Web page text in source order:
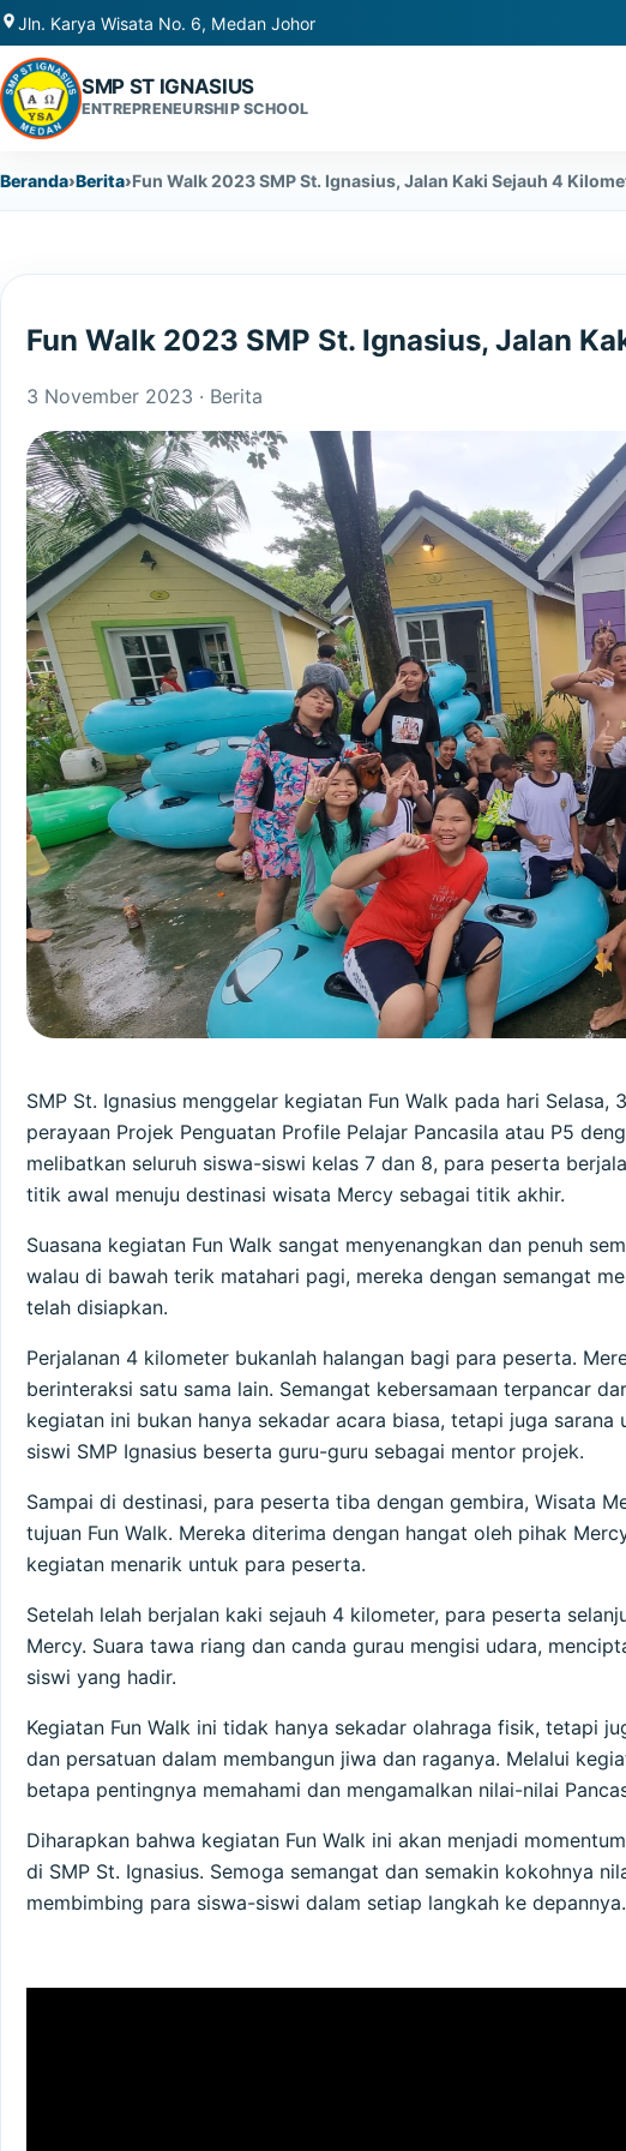
Jln. Karya Wisata No. 6, Medan Johor
SMP ST IGNASIUS
ENTREPRENEURSHIP SCHOOL
Beranda Berita Fun Walk 2023 SMP St. Ignasius, Jalan Kaki Sejauh 4
Fun Walk 2023 SMP St. Ignasius, Jalan
3 November 2023 · Berita
SMP St. Ignasius menggelar kegiatan Fun Walk pada hari
perayaan Projek Penguatan Profile Pelajar Pancasila atau P5
melibatkan seluruh siswa-siswi kelas 7 dan 8, para peserta
titik awal menuju destinasi wisata Mercy sebagai titik akhir.
Suasana kegiatan Fun Walk sangat menyenangkan dan penuh
walau di bawah terik matahari pagi, mereka dengan semangat
telah disiapkan.
Perjalanan 4 kilometer bukanlah halangan bagi para peserta.
berinteraksi satu sama lain. Semangat kebersamaan terpancar
kegiatan ini bukan hanya sekadar acara biasa, tetapi juga
siswi SMP Ignasius beserta guru-guru sebagai mentor projek.
Sampai di destinasi, para peserta tiba dengan gembira, Wisata
tujuan Fun Walk. Mereka diterima dengan hangat oleh pihak
kegiatan menarik untuk para peserta.
Setelah lelah berjalan kaki sejauh 4 kilometer, para peserta
Mercy. Suara tawa riang dan canda gurau mengisi udara,
siswi yang hadir.
Kegiatan Fun Walk ini tidak hanya sekadar olahraga fisik, tetapi
dan persatuan dalam membangun jiwa dan raganya. Melalui
betapa pentingnya memahami dan mengamalkan nilai-nilai
Diharapkan bahwa kegiatan Fun Walk ini akan menjadi
di SMP St. Ignasius. Semoga semangat dan semakin kokohnya
membimbing para siswa-siswi dalam setiap langkah ke depannya.